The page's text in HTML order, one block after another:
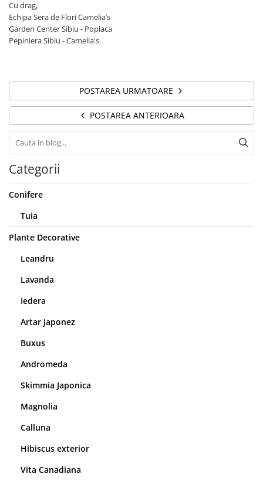
Cu drag,
Echipa Sera de Flori Camelia’s
Garden Center Sibiu - Poplaca
Pepiniera Sibiu - Camelia's
POSTAREA URMATOARE
POSTAREA ANTERIOARA
Categorii
Conifere
Tuia
Plante Decorative
Leandru
Lavanda
Iedera
Artar Japonez
Buxus
Andromeda
Skimmia Japonica
Magnolia
Calluna
Hibiscus exterior
Vita Canadiana